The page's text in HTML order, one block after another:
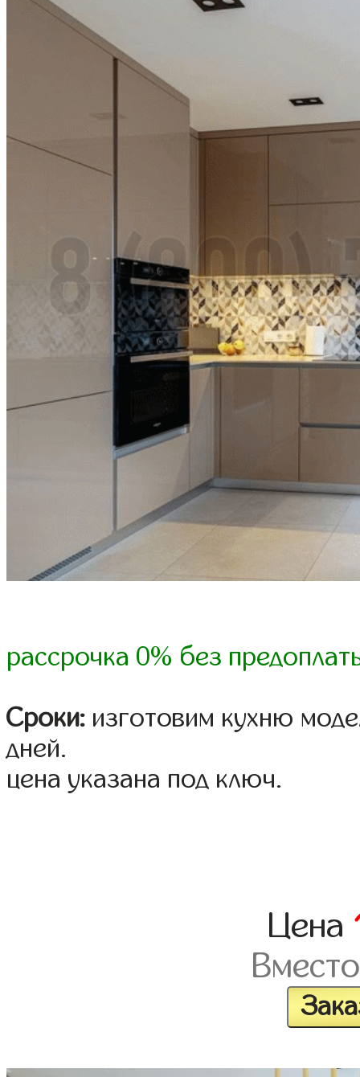
рассрочка 0% без
Сроки: изготовим кухню
дней.
цена указана под ключ.
Цена
Вместо